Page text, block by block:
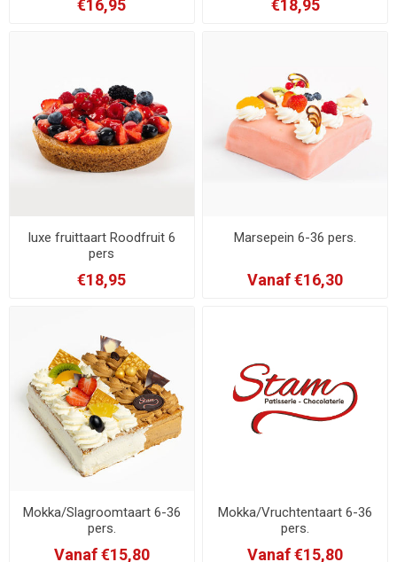
€16,95 €18,95
luxe fruittaart Roodfruit 6
pers
€18,95
Marsepein 6-36 pers.
Vanaf €16,30
Mokka/Slagroomtaart 6-36
pers.
Vanaf €15,80
Mokka/Vruchtentaart 6-36
pers.
Vanaf €15,80